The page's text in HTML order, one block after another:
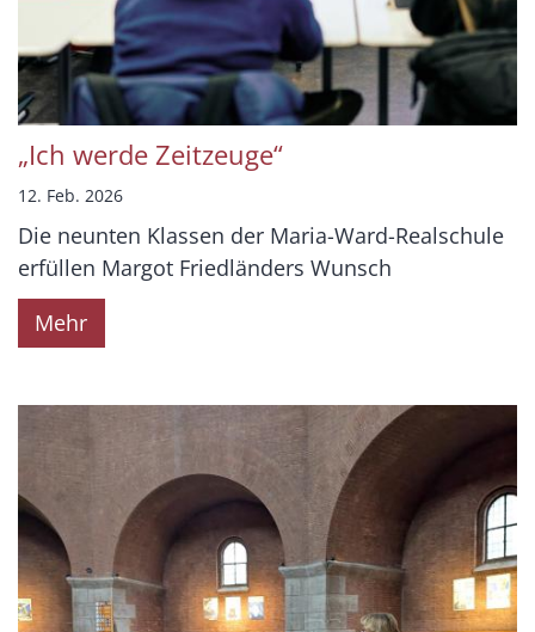
„Ich werde Zeitzeuge“
12. Feb. 2026
Die neunten Klassen der Maria-Ward-Realschule
erfüllen Margot Friedländers Wunsch
Mehr